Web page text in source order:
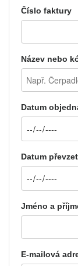
Číslo faktury
Název nebo
Datum
Datum
Jméno a
E-mailová